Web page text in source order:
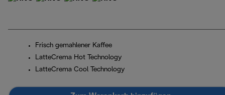
Frisch gemahlener Kaffee
LatteCrema Hot Technology
LatteCrema Cool Technology